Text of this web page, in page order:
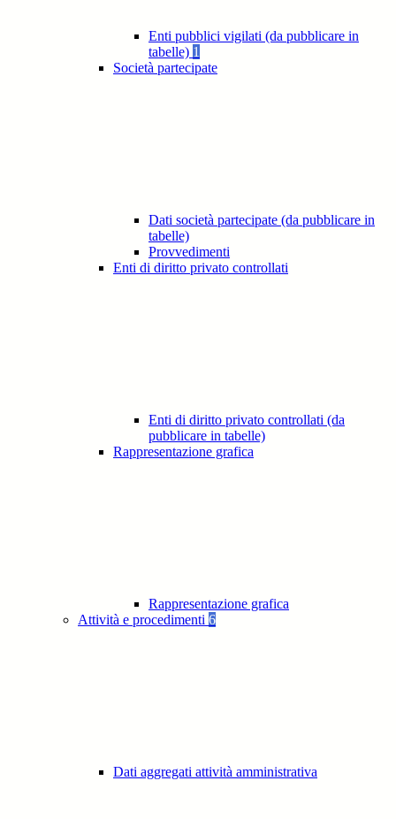
Enti pubblici vigilati (da pubblicare in
tabelle) 1
Società partecipate
Dati società partecipate (da pubblicare in
tabelle)
Provvedimenti
Enti di diritto privato controllati
Enti di diritto privato controllati (da
pubblicare in tabelle)
Rappresentazione grafica
Rappresentazione grafica
Attività e procedimenti 6
Dati aggregati attività amministrativa